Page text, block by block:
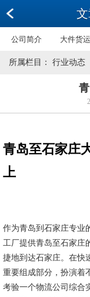
公司简介 大件货
所属栏目： 行业动态
青岛至石家庄
上
作为青岛到石家庄专业
工厂提供青岛至石家庄
捷地到达石家庄。在快
重要组成部分，扮演着
考验一个物流公司综合